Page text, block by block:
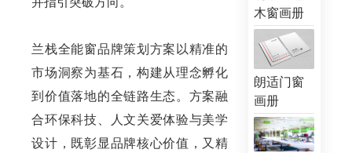
兰栈全能窗品牌策划方案以精准的
市场洞察为基石，构建从理念孵化
到价值落地的全链路生态。方案融
合环保科技、人文关爱体验与美学
设计，既彰显品牌核心价值，又精
木窗画册
朗适门窗
画册